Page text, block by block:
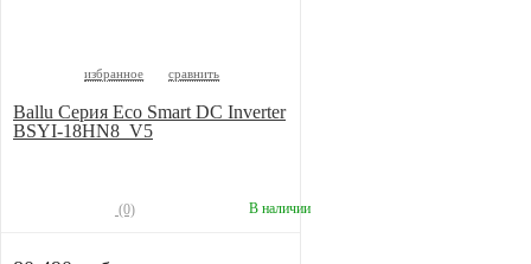
избранное сравнить
Ballu Серия Eco Smart DC Inverter
BSYI-18HN8_V5
(0) В наличии